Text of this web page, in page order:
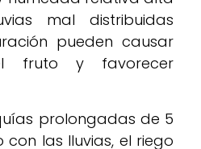
mal distribuidas
pueden causar
fruto y favorecer
prolongadas de 5
con las lluvias, el riego